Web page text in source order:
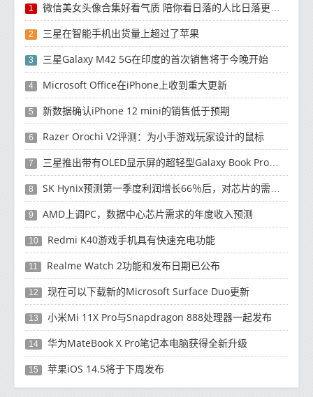
1 微信美女头像合集好看气质 陪你看日落的人比日落更浪漫
2 三星在智能手机出货量上超过了苹果
3 三星Galaxy M42 5G在印度的首次销售将于今晚开始
4 Microsoft Office在iPhone上收到重大更新
5 新数据确认iPhone 12 mini的销售低于预期
6 Razer Orochi V2评测：为小手游戏玩家设计的鼠标
7 三星推出带有OLED显示屏的超轻型Galaxy Book Pro和Galaxy Book Pro 360笔记本电脑
8 SK Hynix预测第一季度利润增长66％后，对芯片的需求将增强
9 AMD上调PC，数据中心芯片需求的年度收入预测
10 Redmi K40游戏手机具有快速充电功能
11 Realme Watch 2功能和发布日期已公布
12 现在可以下载新的Microsoft Surface Duo更新
13 小米Mi 11X Pro与Snapdragon 888处理器一起发布
14 华为MateBook X Pro笔记本电脑获得全新升级
15 苹果iOS 14.5将于下周发布